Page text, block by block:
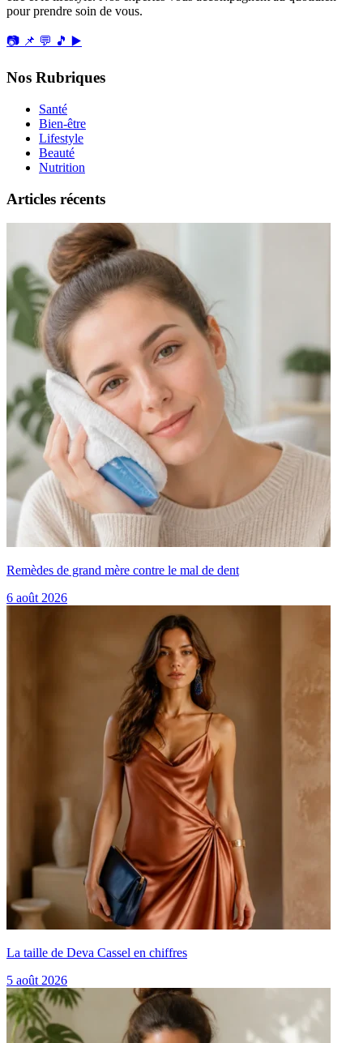
pour prendre soin de vous.
📷 📌 💬 🎵 ▶️
Nos Rubriques
Santé
Bien-être
Lifestyle
Beauté
Nutrition
Articles récents
Remèdes de grand mère contre le mal de dent
6 août 2026
La taille de Deva Cassel en chiffres
5 août 2026